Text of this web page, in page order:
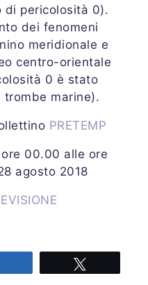
di pericolosità 0).
dei fenomeni
meridionale e
centro-orientale
0 è stato
trombe marine).
PRETEMP
00.00 alle ore
agosto 2018